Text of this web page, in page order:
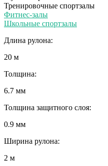
Тренировочные спортзалы
Фитнес-залы
Школьные спортзалы
Длина рулона:
20 м
Толщина:
6.7 мм
Толщина защитного слоя:
0.9 мм
Ширина рулона:
2 м